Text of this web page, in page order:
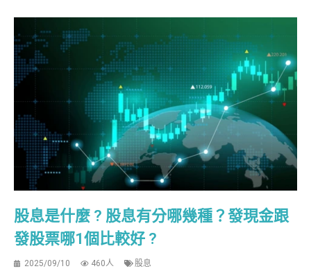
股息是什麼 ? 股息有分哪幾種？發現金跟
發股票哪1個比較好 ?
2025/09/10 460人 股息